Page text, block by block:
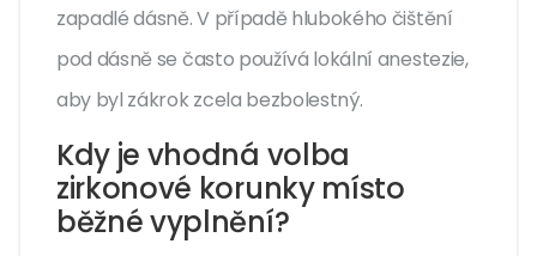
zapadlé dásně. V případě hlubokého čištění
pod dásně se často používá lokální anestezie,
aby byl zákrok zcela bezbolestný.
Kdy je vhodná volba
zirkonové korunky místo
běžné vyplnění?